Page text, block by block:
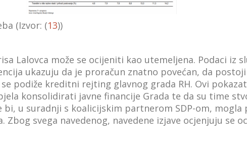
(Izvor: (13))
Lalovca može se ocijeniti kao utemeljena. Podaci iz
ukazuju da je proračun znatno povećan, da
podiže kreditni rejting glavnog grada RH. Ovi
konsolidirati javne financije Grada te da su time
u suradnji s koalicijskim partnerom SDP-om,
svega navedenog, navedene izjave ocjenjuju se